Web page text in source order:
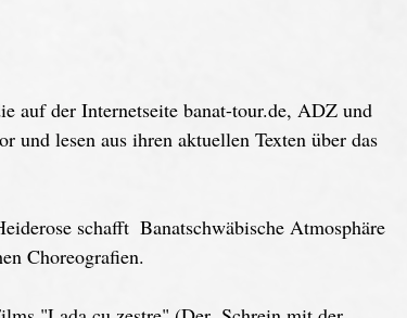
auf der Internetseite banat-tour.de, ADZ und
und lesen aus ihren aktuellen Texten über das
schafft  Banatschwäbische Atmosphäre
Choreografien.